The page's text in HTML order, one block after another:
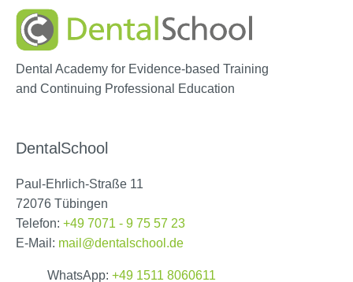
Dental Academy for Evidence-based Training
and Continuing Professional Education
DentalSchool
Paul-Ehrlich-Straße 11
72076 Tübingen
Telefon: +49 7071 - 9 75 57 23
E-Mail: mail@dentalschool.de
WhatsApp: +49 1511 8060611